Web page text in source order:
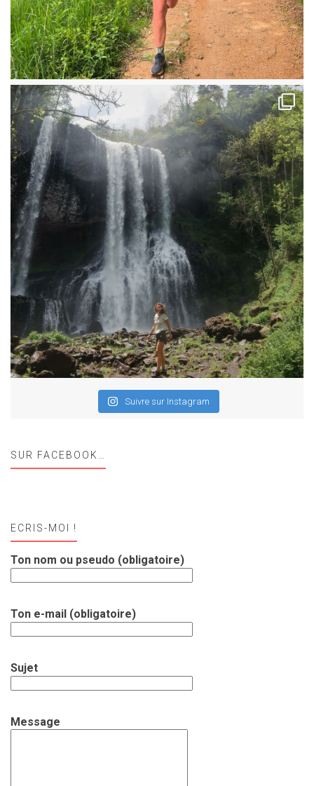
Suivre sur Instagram
SUR FACEBOOK…
ECRIS-MOI !
Ton nom ou pseudo (obligatoire)
Ton e-mail (obligatoire)
Sujet
Message